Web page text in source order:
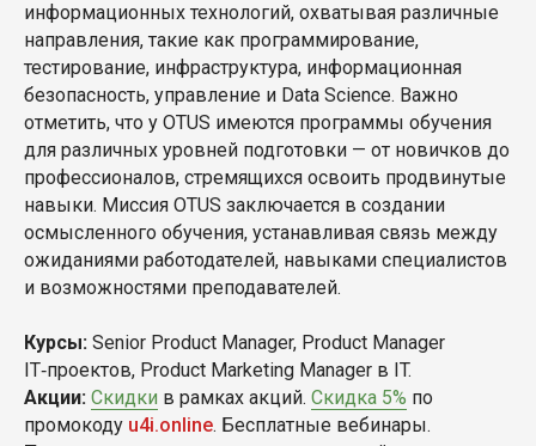
информационных технологий, охватывая различные
направления, такие как программирование,
тестирование, инфраструктура, информационная
безопасность, управление и Data Science. Важно
отметить, что у OTUS имеются программы обучения
для различных уровней подготовки — от новичков до
профессионалов, стремящихся освоить продвинутые
навыки. Миссия OTUS заключается в создании
осмысленного обучения, устанавливая связь между
ожиданиями работодателей, навыками специалистов
и возможностями преподавателей.
Курсы: Senior Product Manager, Product Manager
IT‑проектов, Product Marketing Manager в IT.
Акции: Скидки в рамках акций. Скидка 5% по
промокоду u4i.online. Бесплатные вебинары.